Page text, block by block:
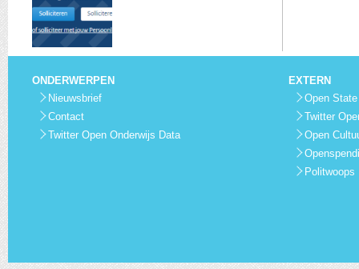
ONDERWERPEN
Nieuwsbrief
Contact
Twitter Open Onderwijs Data
EXTERN
Open
Twitter
Open
Politwoops